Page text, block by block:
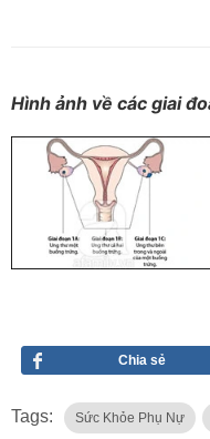
Hình ảnh về các giai
Chia sẻ
Tags: Sức Khỏe Phụ Nự